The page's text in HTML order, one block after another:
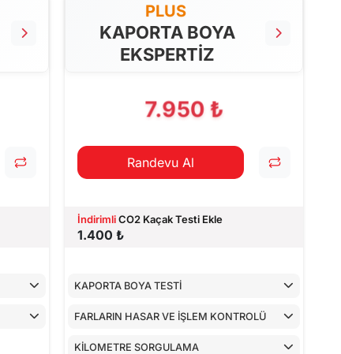
PLUS
KAPORTA BOYA
EKSPERTİZ
7.950 ₺
Randevu Al
İndirimliCO2 Kaçak Testi Ekle
1.400 ₺
KAPORTA BOYA TESTİ
FARLARIN HASAR VE İŞLEM KONTROLÜ
KİLOMETRE SORGULAMA